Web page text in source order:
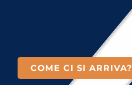
COME CI SI ARRIVA?